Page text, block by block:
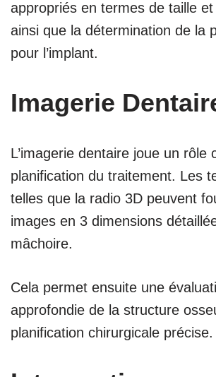
appropriés en termes de taille
ainsi que la détermination de la
pour l’implant.
Imagerie
L’imagerie dentaire joue un rôle
planification du traitement. Les
telles que la radio 3D peuvent
images en 3 dimensions
mâchoire.
Cela permet ensuite une
approfondie de la structure
planification chirurgicale précise.